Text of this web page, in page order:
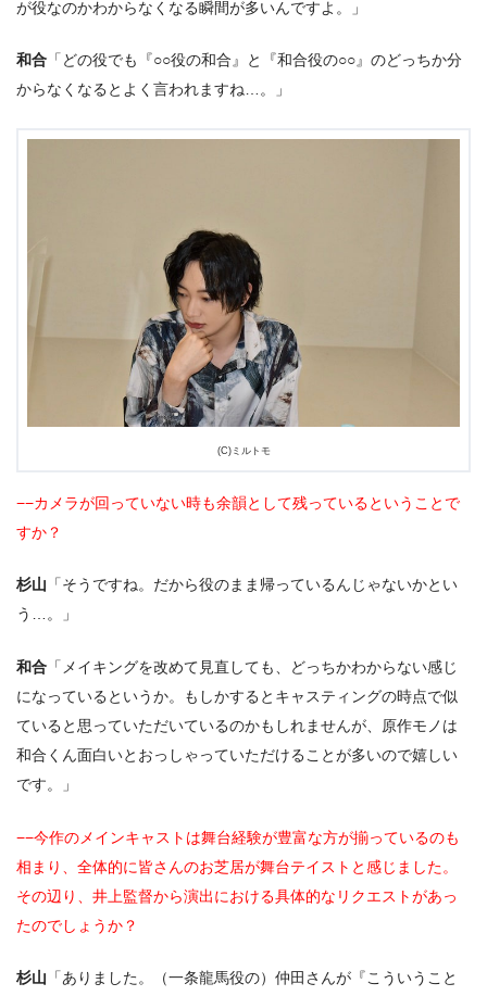
が役なのかわからなくなる瞬間が多いんですよ。」
和合 「どの役でも『○○役の和合』と『和合役の○○』のどっちか分
からなくなるとよく言われますね…。」
(C)ミルトモ
−−カメラが回っていない時も余韻として残っているということで
すか？
杉山 「そうですね。だから役のまま帰っているんじゃないかとい
う…。」
和合 「メイキングを改めて見直しても、どっちかわからない感じ
になっているというか。もしかするとキャスティングの時点で似
ていると思っていただいているのかもしれませんが、原作モノは
和合くん面白いとおっしゃっていただけることが多いので嬉しい
です。」
−−今作のメインキャストは舞台経験が豊富な方が揃っているのも
相まり、全体的に皆さんのお芝居が舞台テイストと感じました。
その辺り、井上監督から演出における具体的なリクエストがあっ
たのでしょうか？
杉山 「ありました。（一条龍馬役の）仲田さんが『こういうこと